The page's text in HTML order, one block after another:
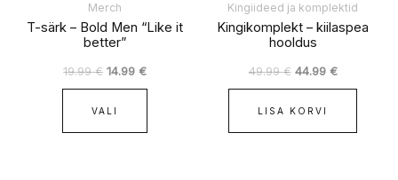
Merch
T-särk – Bold Men “Like it
better”
19.99€ 14.99€
VALI
Kingiideed ja komplektid
Kingikomplekt – kiilaspea
hooldus
49.99€ 44.99 €
LISA KORVI